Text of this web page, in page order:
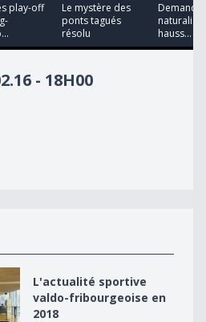
play-off
Le mystère des
ponts tagués
résolu
hauss...
- 18H00
valdo-fribourgeoise en 2018
L'actualité sportive
valdo-fribourgeoise en
2018